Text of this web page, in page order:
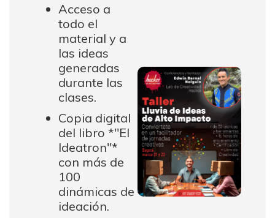
Acceso a
todo el
material y a
las ideas
generadas
durante las
clases.
Copia digital
del libro *"El
Ideatron"*
con más de
100
dinámicas de
ideación.